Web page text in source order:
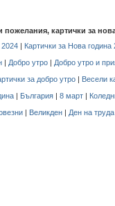
картички за
2024| Картички за Нова година
| Добро утро| Добро утро и
за добро утро | Весели
| България| 8 март|
| Великден | Ден на труда